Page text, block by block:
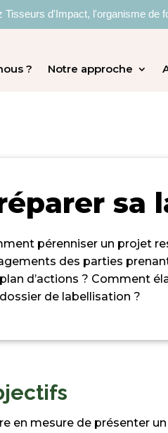
Tisseurs d'Impact, l'organisme de
? Notre approche
sa
pérenniser un projet
des parties
d’actions ? Comment
dossier de labellisation?
en mesure de présenter